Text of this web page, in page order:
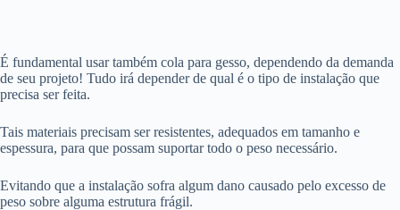
É fundamental usar também cola para gesso, dependendo da demanda
de seu projeto! Tudo irá depender de qual é o tipo de instalação que
precisa ser feita.
Tais materiais precisam ser resistentes, adequados em tamanho e
espessura, para que possam suportar todo o peso necessário.
Evitando que a instalação sofra algum dano causado pelo excesso de
peso sobre alguma estrutura frágil.